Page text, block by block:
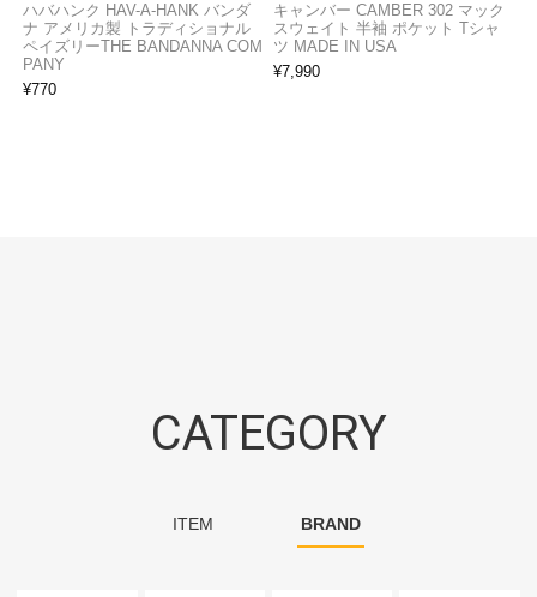
ハバハンク HAV-A-HANK バンダ
ナ アメリカ製 トラディショナル
ペイズリーTHE BANDANNA COM
PANY
¥770
キャンバー CAMBER 302 マック
スウェイト 半袖 ポケット Tシャ
ツ MADE IN USA
¥7,990
CATEGORY
ITEM BRAND